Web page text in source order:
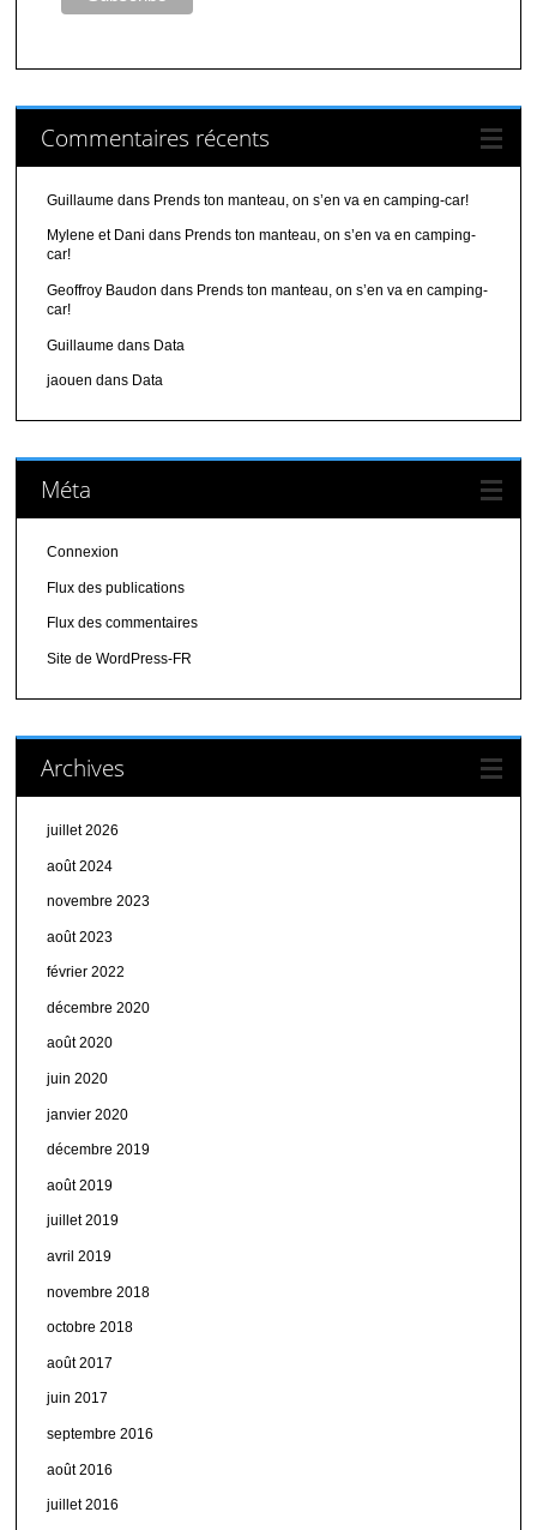
Commentaires récents
Guillaume dans Prends ton manteau, on s’en va en camping-car!
Mylene et Dani dans Prends ton manteau, on s’en va en camping-
car!
Geoffroy Baudon dans Prends ton manteau, on s’en va en camping-
car!
Guillaume dans Data
jaouen dans Data
Méta
Connexion
Flux des publications
Flux des commentaires
Site de WordPress-FR
Archives
juillet 2026
août 2024
novembre 2023
août 2023
février 2022
décembre 2020
août 2020
juin 2020
janvier 2020
décembre 2019
août 2019
juillet 2019
avril 2019
novembre 2018
octobre 2018
août 2017
juin 2017
septembre 2016
août 2016
juillet 2016